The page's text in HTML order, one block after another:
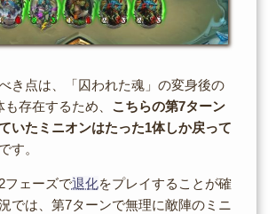
き点は、「囚われた魂」の変身後の
存在するため、 こちらの第7ターン
いたミニオンはたった1体しか戻って
す。
フェーズで退化をプレイすることが確
では、第7ターンで無理に敵陣のミニ